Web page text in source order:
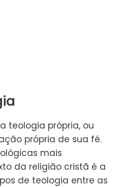
teologia própria, ou
própria de sua fé.
mais
da religião cristã é a
de teologia entre as